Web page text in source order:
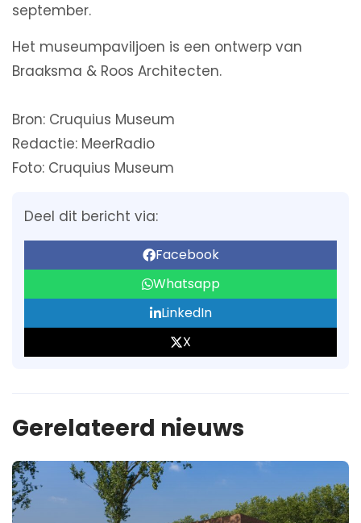
september.
Het museumpaviljoen is een ontwerp van
Braaksma & Roos Architecten.
Bron: Cruquius Museum
Redactie: MeerRadio
Foto: Cruquius Museum
Deel dit bericht via:
Facebook
Whatsapp
LinkedIn
X
Gerelateerd nieuws